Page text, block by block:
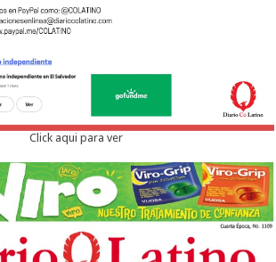
Click aqui para ver